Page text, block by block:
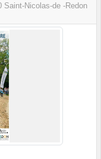
Saint-Nicolas-de -Redon